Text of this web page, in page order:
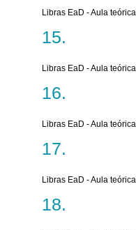
Libras EaD - Aula
Libras EaD - Aula
Libras EaD - Aula
Libras EaD - Aula